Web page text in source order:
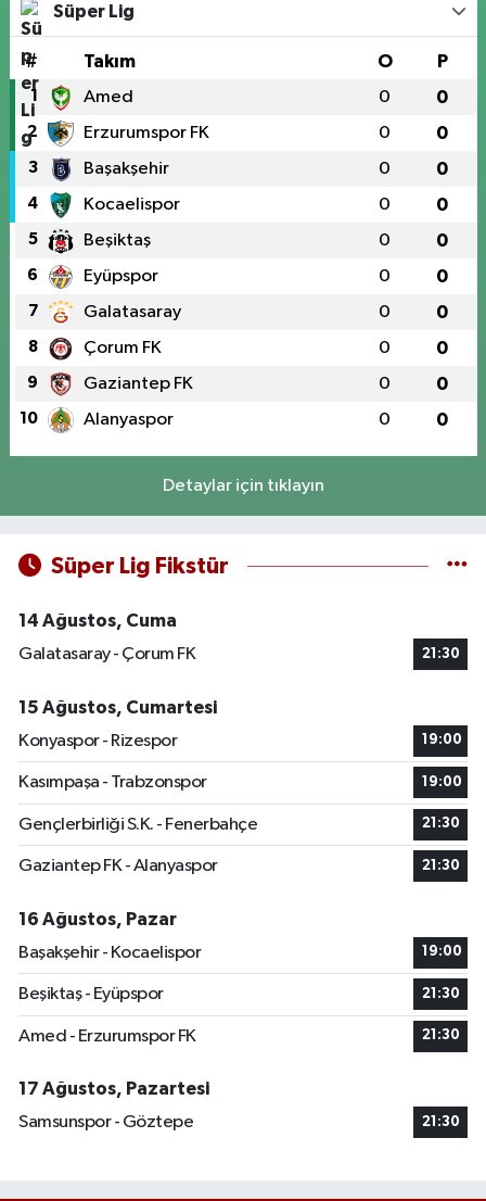
Süper Lig
# Takım O P
1 Amed 0 0
2 Erzurumspor FK 0 0
3 Başakşehir 0 0
4 Kocaelispor 0 0
5 Beşiktaş 0 0
6 Eyüpspor 0 0
7 Galatasaray 0 0
8 Çorum FK 0 0
9 Gaziantep FK 0 0
10 Alanyaspor 0 0
Detaylar için tıklayın
Süper Lig Fikstür
14 Ağustos, Cuma
Galatasaray - Çorum FK
21:30
15 Ağustos, Cumartesi
Konyaspor - Rizespor
19:00
Kasımpaşa - Trabzonspor 19:00
Gençlerbirliği S.K. - Fenerbahçe 21:30
Gaziantep FK - Alanyaspor 21:30
16 Ağustos, Pazar
Başakşehir - Kocaelispor
19:00
Beşiktaş - Eyüpspor 21:30
Amed - Erzurumspor FK 21:30
17 Ağustos, Pazartesi
Samsunspor - Göztepe
21:30